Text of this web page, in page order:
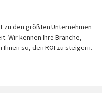
zu den größten Unternehmen
Wir kennen Ihre Branche,
so, den ROI zu steigern.